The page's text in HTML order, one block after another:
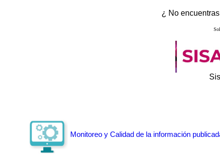
¿ No
Monitoreo y Calidad de la información